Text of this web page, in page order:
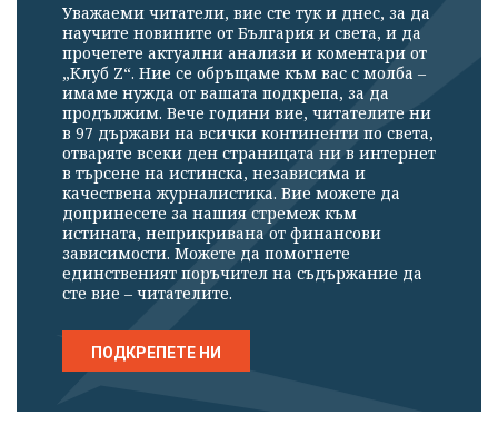
Уважаеми читатели, вие сте тук и днес, за да
научите новините от България и света, и да
прочетете актуални анализи и коментари от
„Клуб Z“. Ние се обръщаме към вас с молба –
имаме нужда от вашата подкрепа, за да
продължим. Вече години вие, читателите ни
в 97 държави на всички континенти по света,
отваряте всеки ден страницата ни в интернет
в търсене на истинска, независима и
качествена журналистика. Вие можете да
допринесете за нашия стремеж към
истината, неприкривана от финансови
зависимости. Можете да помогнете
единственият поръчител на съдържание да
сте вие – читателите.
ПОДКРЕПЕТЕ НИ